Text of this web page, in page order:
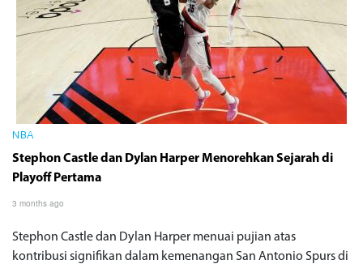
NBA
Stephon Castle dan Dylan Harper Menorehkan Sejarah di
Playoff Pertama
3 months ago
Stephon Castle dan Dylan Harper menuai pujian atas
kontribusi signifikan dalam kemenangan San Antonio Spurs di